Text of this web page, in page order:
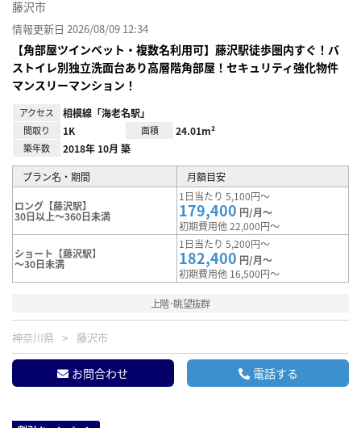
藤沢市
情報更新日 2026/08/09 12:34
【角部屋ツインベット・複数名利用可】藤沢駅徒歩圏内すぐ！バ
ストイレ別独立洗面台あり高層階角部屋！セキュリティ強化物件
マンスリーマンション！
アクセス 相模線「海老名駅」
間取り 1K 面積 24.01m²
築年数 2018年 10月 築
プラン名・期間 月額目安
ロング【藤沢駅】
30日以上～360日未満
1日当たり 5,100円～
179,400 円/月～
初期費用他 22,000円～
ショート【藤沢駅】
～30日未満
1日当たり 5,200円～
182,400 円/月～
初期費用他 16,500円～
上階･眺望抜群
神奈川県 藤沢市
お問合わせ 電話する